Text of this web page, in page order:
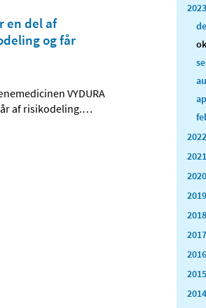
en del af
og får
VYDURA
af risikodeling.…